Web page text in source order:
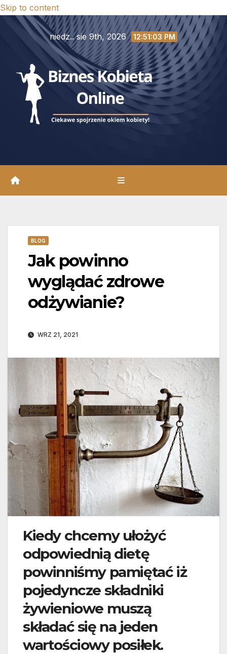
Skip to content
niedz.. sie 9th, 2026 12:51:04 PM
BLOG
Jak powinno
wyglądać zdrowe
odżywianie?
WRZ 21, 2021
Kiedy chcemy ułożyć
odpowiednią dietę
powinniśmy pamiętać iż
pojedyncze składniki
żywieniowe muszą
składać się na jeden
wartościowy posiłek.